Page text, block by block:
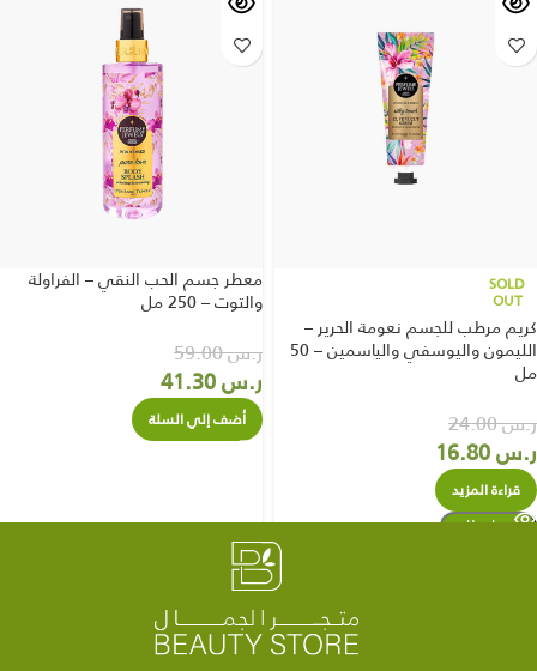
SOLD
OUT
كريم مرطب للجسم نعومة الحرير –
الليمون واليوسفي والياسمين – 50
مل
ر.س24.00
ر.س
قراءة المزيد
معطر جسم الحب النقي – الفراولة
والتوت – 250 مل
ر.س59.00
ر.س
أضف إلي السلة